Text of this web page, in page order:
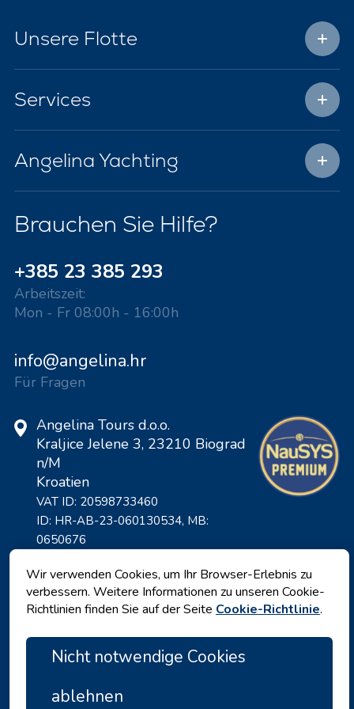
Unsere Flotte
Services
Angelina Yachting
Brauchen Sie Hilfe?
+385 23 385 293
Arbeitszeit:
Mon - Fr 08:00h - 16:00h
info@angelina.hr
Für Fragen
Angelina Tours d.o.o.
Kraljice Jelene 3, 23210 Biograd
n/M
Kroatien
VAT ID: 20598733460
ID: HR-AB-23-060130534, MB:
0650676
Wir verwenden Cookies, um Ihr Browser-Erlebnis zu
verbessern. Weitere Informationen zu unseren Cookie-
Richtlinien finden Sie auf der Seite Cookie-Richtlinie.
Nicht notwendige Cookies
ablehnen